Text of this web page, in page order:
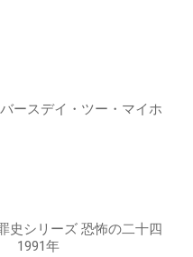
ースデイ・ツー・マイホ
史シリーズ 恐怖の二十四
1991年